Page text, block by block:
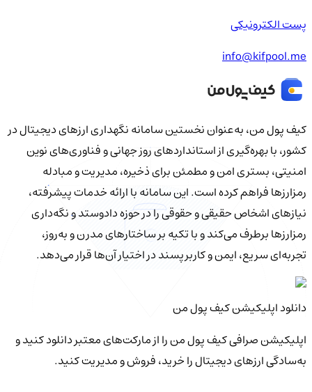
پست الکترونیکی
info@kifpool.me
کیف‌ پول من، به‌عنوان نخستین سامانه نگهداری ارزهای دیجیتال در
کشور، با بهره‌گیری از استانداردهای روز جهانی و فناوری‌های نوین
امنیتی، بستری امن و مطمئن برای ذخیره، مدیریت و مبادله
رمزارزها فراهم کرده است. این سامانه با ارائه خدمات پیشرفته،
نیازهای اشخاص حقیقی و حقوقی را در حوزه دادوستد و نگه‌داری
رمزارزها برطرف می‌کند و با تکیه بر ساختارهای مدرن و به‌روز،
تجربه‌ای سریع، ایمن و کاربرپسند در اختیار آن‌ها قرار می‌دهد.
دانلود اپلیکیشن کیف‌ پول من
اپلیکیشن صرافی کیف پول من را از مارکت‌های معتبر دانلود کنید و
به‌سادگی ارزهای دیجیتال را خرید، فروش و مدیریت کنید.